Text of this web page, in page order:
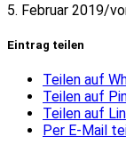
5. Februar 2019/
Eintrag teilen
Teilen auf
Teilen auf
Teilen auf
Per E-Mail